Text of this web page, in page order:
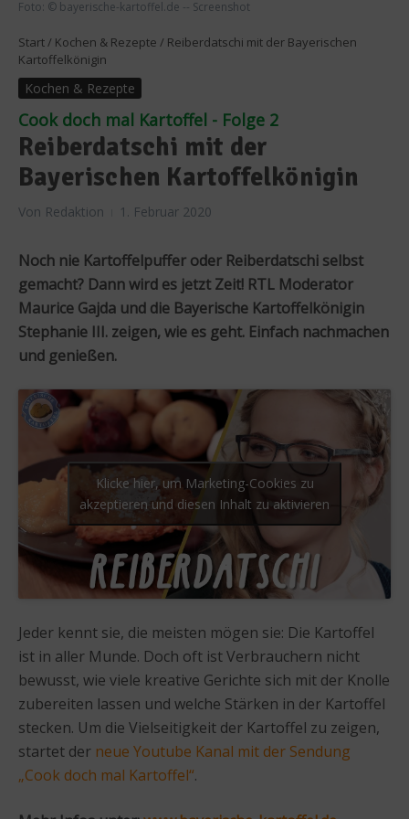
Foto: © bayerische-kartoffel.de -- Screenshot
Start / Kochen & Rezepte / Reiberdatschi mit der Bayerischen
Kartoffelkönigin
Kochen & Rezepte
Cook doch mal Kartoffel - Folge 2
Reiberdatschi mit der
Bayerischen Kartoffelkönigin
Von Redaktion 1. Februar 2020
Noch nie Kartoffelpuffer oder Reiberdatschi selbst
gemacht? Dann wird es jetzt Zeit! RTL Moderator
Maurice Gajda und die Bayerische Kartoffelkönigin
Stephanie III. zeigen, wie es geht. Einfach nachmachen
und genießen.
Klicke hier, um Marketing-Cookies zu
akzeptieren und diesen Inhalt zu aktivieren
Jeder kennt sie, die meisten mögen sie: Die Kartoffel
ist in aller Munde. Doch oft ist Verbrauchern nicht
bewusst, wie viele kreative Gerichte sich mit der Knolle
zubereiten lassen und welche Stärken in der Kartoffel
stecken. Um die Vielseitigkeit der Kartoffel zu zeigen,
startet der neue Youtube Kanal mit der Sendung
„Cook doch mal Kartoffel“.